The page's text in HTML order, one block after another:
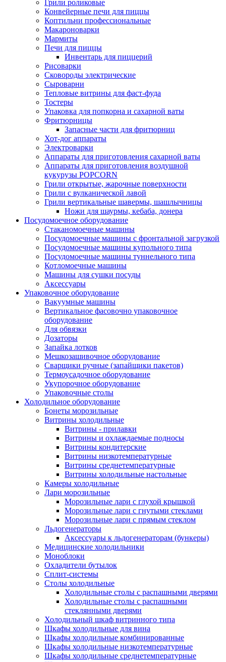
Грили роликовые
Конвейерные печи для пиццы
Коптильни профессиональные
Макароноварки
Мармиты
Печи для пиццы
Инвентарь для пиццерий
Рисоварки
Сковороды электрические
Сыроварни
Тепловые витрины для фаст-фуда
Тостеры
Упаковка для попкорна и сахарной ваты
Фритюрницы
Запасные части для фритюрниц
Хот-дог аппараты
Электроварки
Аппараты для приготовления сахарной ваты
Аппараты для приготовления воздушной
кукурузы POPCORN
Грили открытые, жарочные поверхности
Грили с вулканической лавой
Грили вертикальные шавермы, шашлычницы
Ножи для шаурмы, кебаба, донера
Посудомоечное оборудование
Стаканомоечные машины
Посудомоечные машины с фронтальной загрузкой
Посудомоечные машины купольного типа
Посудомоечные машины туннельного типа
Котломоечные машины
Машины для сушки посуды
Аксессуары
Упаковочное оборудование
Вакуумные машины
Вертикальное фасовочно упаковочное
оборудование
Для обвязки
Дозаторы
Запайка лотков
Мешкозашивочное оборудование
Сварщики ручные (запайщики пакетов)
Термоусадочное оборудование
Укупорочное оборудование
Упаковочные столы
Холодильное оборудование
Бонеты морозильные
Витрины холодильные
Витрины - прилавки
Витрины и охлаждаемые подносы
Витрины кондитерские
Витрины низкотемпературные
Витрины среднетемпературные
Витрины холодильные настольные
Камеры холодильные
Лари морозильные
Морозильные лари с глухой крышкой
Морозильные лари с гнутыми стеклами
Морозильные лари с прямым стеклом
Льдогенераторы
Аксессуары к льдогенераторам (бункеры)
Медицинские холодильники
Моноблоки
Охладители бутылок
Сплит-системы
Столы холодильные
Холодильные столы с распашными дверями
Холодильные столы с распашными
стеклянными дверями
Холодильный шкаф витринного типа
Шкафы холодильные для вина
Шкафы холодильные комбинированные
Шкафы холодильные низкотемпературные
Шкафы холодильные среднетемпературные